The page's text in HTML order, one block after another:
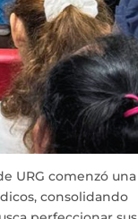
URG comenzó una
consolidando